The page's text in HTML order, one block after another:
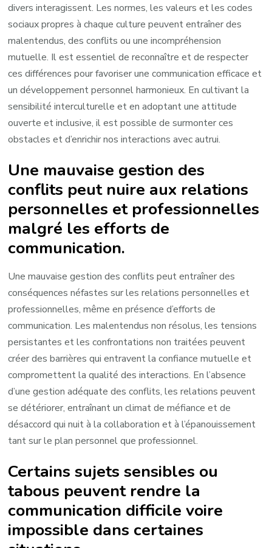
divers interagissent. Les normes, les valeurs et les codes
sociaux propres à chaque culture peuvent entraîner des
malentendus, des conflits ou une incompréhension
mutuelle. Il est essentiel de reconnaître et de respecter
ces différences pour favoriser une communication efficace et
un développement personnel harmonieux. En cultivant la
sensibilité interculturelle et en adoptant une attitude
ouverte et inclusive, il est possible de surmonter ces
obstacles et d’enrichir nos interactions avec autrui.
Une mauvaise gestion des
conflits peut nuire aux relations
personnelles et professionnelles
malgré les efforts de
communication.
Une mauvaise gestion des conflits peut entraîner des
conséquences néfastes sur les relations personnelles et
professionnelles, même en présence d’efforts de
communication. Les malentendus non résolus, les tensions
persistantes et les confrontations non traitées peuvent
créer des barrières qui entravent la confiance mutuelle et
compromettent la qualité des interactions. En l’absence
d’une gestion adéquate des conflits, les relations peuvent
se détériorer, entraînant un climat de méfiance et de
désaccord qui nuit à la collaboration et à l’épanouissement
tant sur le plan personnel que professionnel.
Certains sujets sensibles ou
tabous peuvent rendre la
communication difficile voire
impossible dans certaines